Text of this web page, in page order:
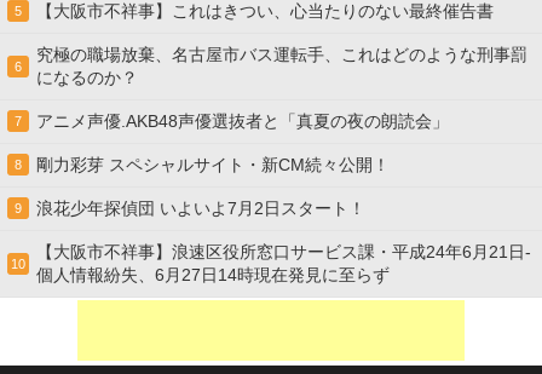
5 【大阪市不祥事】これはきつい、心当たりのない最終催告書
6
究極の職場放棄、名古屋市バス運転手、これはどのような刑事罰
になるのか？
7 アニメ声優.AKB48声優選抜者と「真夏の夜の朗読会」
8 剛力彩芽 スペシャルサイト・新CM続々公開！
9 浪花少年探偵団 いよいよ7月2日スタート！
10
【大阪市不祥事】浪速区役所窓口サービス課・平成24年6月21日-
個人情報紛失、6月27日14時現在発見に至らず